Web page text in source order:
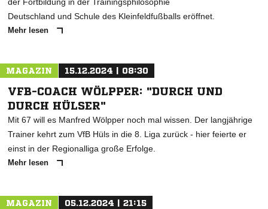
Deutschland und Schule des Kleinfeldfußballs eröffnet.
Mehr lesen
MAGAZIN 15.12.2024 | 08:30
VFB-COACH WÖLPPER: "DURCH UND
DURCH HÜLSER"
Mit 67 will es Manfred Wölpper noch mal wissen. Der langjährige
Trainer kehrt zum VfB Hüls in die 8. Liga zurück - hier feierte er
einst in der Regionalliga große Erfolge.
Mehr lesen
MAGAZIN 05.12.2024 | 21:15